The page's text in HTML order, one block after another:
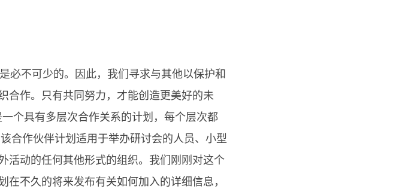
必不可少的。因此，我们寻求与其他以保护和
合作。只有共同努力，才能创造更美好的未
一个具有多层次合作关系的计划，每个层次都
合作伙伴计划适用于举办研讨会的人员、小型
活动的任何其他形式的组织。我们刚刚对这个
不久的将来发布有关如何加入的详细信息，